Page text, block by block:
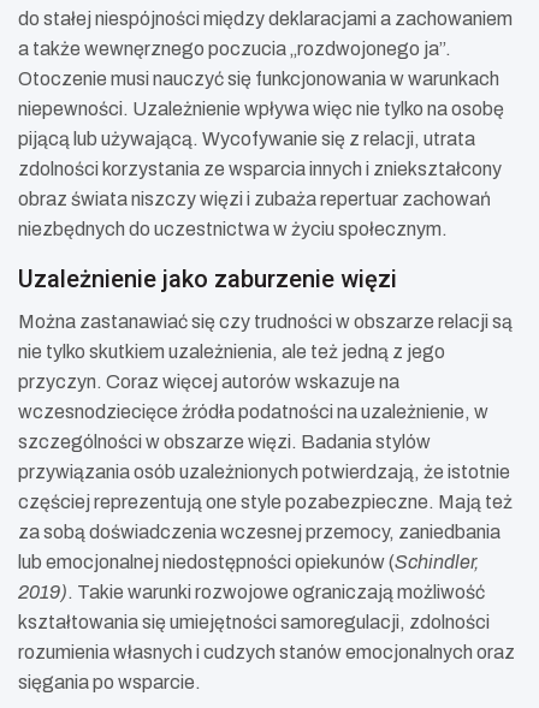
do stałej niespójności między deklaracjami a zachowaniem
a także wewnęrznego poczucia „rozdwojonego ja”.
Otoczenie musi nauczyć się funkcjonowania w warunkach
niepewności. Uzależnienie wpływa więc nie tylko na osobę
pijącą lub używającą. Wycofywanie się z relacji, utrata
zdolności korzystania ze wsparcia innych i zniekształcony
obraz świata niszczy więzi i zubaża repertuar zachowań
niezbędnych do uczestnictwa w życiu społecznym.
Uzależnienie jako zaburzenie więzi
Można zastanawiać się czy trudności w obszarze relacji są
nie tylko skutkiem uzależnienia, ale też jedną z jego
przyczyn. Coraz więcej autorów wskazuje na
wczesnodziecięce źródła podatności na uzależnienie, w
szczególności w obszarze więzi. Badania stylów
przywiązania osób uzależnionych potwierdzają, że istotnie
częściej reprezentują one style pozabezpieczne. Mają też
za sobą doświadczenia wczesnej przemocy, zaniedbania
lub emocjonalnej niedostępności opiekunów (Schindler,
2019). Takie warunki rozwojowe ograniczają możliwość
kształtowania się umiejętności samoregulacji, zdolności
rozumienia własnych i cudzych stanów emocjonalnych oraz
sięgania po wsparcie.